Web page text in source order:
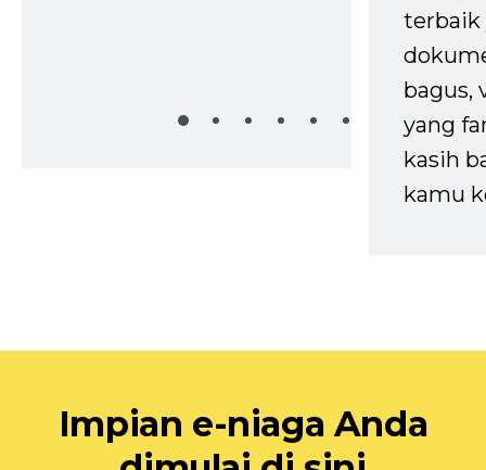
terbaik
bagus,
yang
kasih
kamu
Impian e-niaga Anda